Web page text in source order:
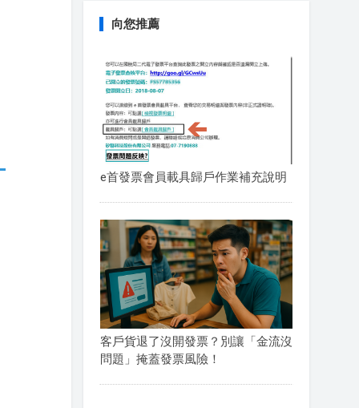
向您推薦
e首發票會員載具歸戶作業補充說明
客戶貨退了沒開發票？別讓「金流沒
問題」掩蓋發票風險！